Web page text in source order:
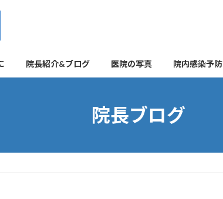
院長紹介&ブログ 医院の写真 院内感染予防
院長ブログ